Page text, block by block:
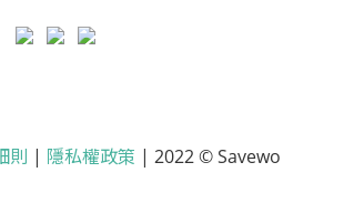
則 | 隱私權政策 | 2022 © Savewo